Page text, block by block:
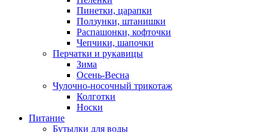
Пинетки, царапки
Ползунки, штанишки
Распашонки, кофточки
Чепчики, шапочки
Перчатки и рукавицы
Зима
Осень-Весна
Чулочно-носочный трикотаж
Колготки
Носки
Питание
Бутылки для воды